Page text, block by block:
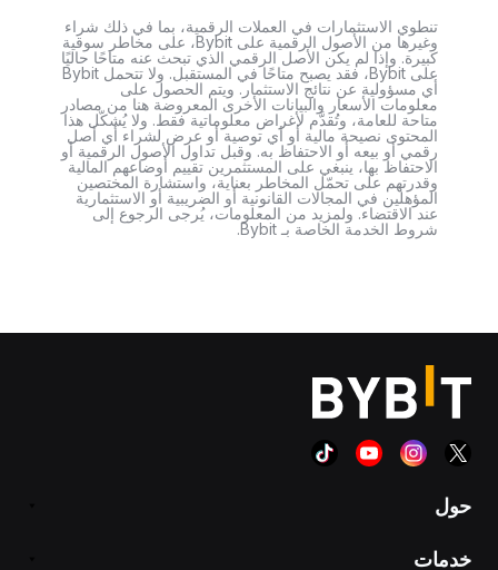
تنطوي الاستثمارات في العملات الرقمية، بما في ذلك شراء
وغيرها من الأصول الرقمية على Bybit، على مخاطر سوقية
كبيرة. وإذا لم يكن الأصل الرقمي الذي تبحث عنه متاحًا حاليًا
على Bybit، فقد يصبح متاحًا في المستقبل. ولا تتحمل Bybit
أي مسؤولية عن نتائج الاستثمار. ويتم الحصول على
معلومات الأسعار والبيانات الأخرى المعروضة هنا من مصادر
متاحة للعامة، وتُقدَّم لأغراض معلوماتية فقط. ولا يُشكّل هذا
المحتوى نصيحة مالية أو أي توصية أو عرض لشراء أي أصل
رقمي أو بيعه أو الاحتفاظ به. وقبل تداول الأصول الرقمية أو
الاحتفاظ بها، ينبغي على المستثمرين تقييم أوضاعهم المالية
وقدرتهم على تحمّل المخاطر بعناية، واستشارة المختصين
المؤهلين في المجالات القانونية أو الضريبية أو الاستثمارية
عند الاقتضاء. ولمزيد من المعلومات، يُرجى الرجوع إلى
شروط الخدمة الخاصة بـ Bybit.
حول
خدمات